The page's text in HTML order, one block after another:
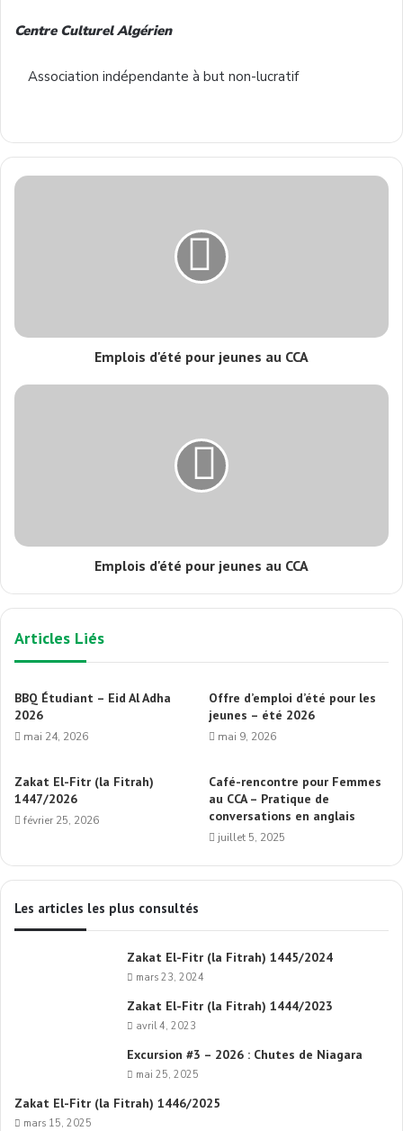
Centre Culturel Algérien
Association indépendante à but non-lucratif
Emplois d'été pour jeunes au CCA
Emplois d'été pour jeunes au CCA
Articles Liés
BBQ Étudiant – Eid Al Adha
2026
mai 24, 2026
Offre d’emploi d’été pour les
jeunes – été 2026
mai 9, 2026
Zakat El-Fitr (la Fitrah)
1447/2026
février 25, 2026
Café-rencontre pour Femmes
au CCA – Pratique de
conversations en anglais
juillet 5, 2025
Les articles les plus consultés
Zakat El-Fitr (la Fitrah) 1445/2024
mars 23, 2024
Zakat El-Fitr (la Fitrah) 1444/2023
avril 4, 2023
Excursion #3 – 2026 : Chutes de Niagara
mai 25, 2025
Zakat El-Fitr (la Fitrah) 1446/2025
mars 15, 2025